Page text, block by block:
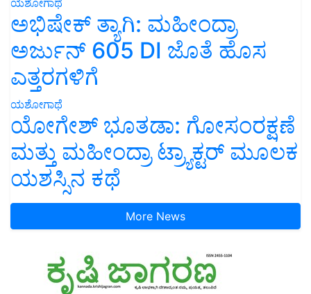
ಅಭಿಷೇಕ್ ತ್ಯಾಗಿ: ಮಹೀಂದ್ರಾ
ಅರ್ಜುನ್ 605 DI ಜೊತೆ ಹೊಸ
ಎತ್ತರಗಳಿಗೆ
ಯಶೋಗಾಥೆ
ಯೋಗೇಶ್ ಭೂತಡಾ: ಗೋಸಂರಕ್ಷಣೆ
ಮತ್ತು ಮಹೀಂದ್ರಾ ಟ್ರ್ಯಾಕ್ಟರ್ ಮೂಲಕ
ಯಶಸ್ಸಿನ ಕಥೆ
More News